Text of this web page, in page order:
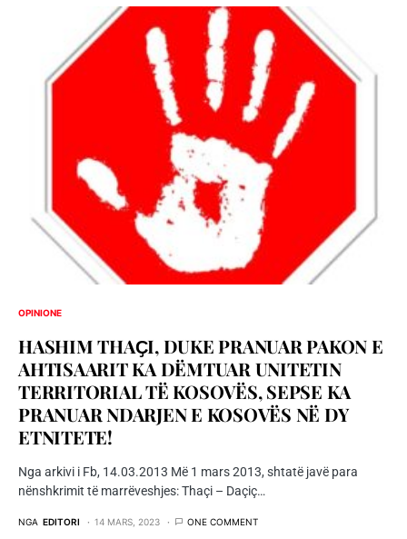
OPINIONE
HASHIM THAҪI, DUKE PRANUAR PAKON E
AHTISAARIT KA DËMTUAR UNITETIN
TERRITORIAL TË KOSOVËS, SEPSE KA
PRANUAR NDARJEN E KOSOVËS NË DY
ETNITETE!
Nga arkivi i Fb, 14.03.2013 Më 1 mars 2013, shtatë javë para
nënshkrimit të marrëveshjes: Thaçi – Daçiç…
NGA EDITORI 14 MARS, 2023 ONE COMMENT